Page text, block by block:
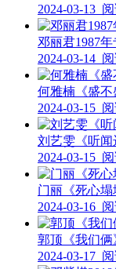
2024-03-13 阅
邓丽君1987
2024-03-14 阅
何雅楠《盛
2024-03-15 阅
刘艺雯《听
2024-03-15 阅
门丽《死心
2024-03-16 阅
郭顶《我们
2024-03-17 阅